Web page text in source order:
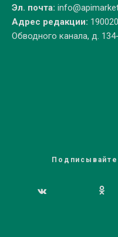
Эл. почта:
Адрес редакции:
Обводного канала, д.